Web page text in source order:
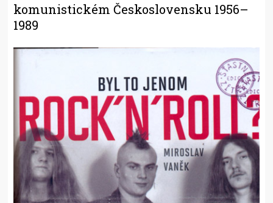
komunistickém Československu 1956–
1989